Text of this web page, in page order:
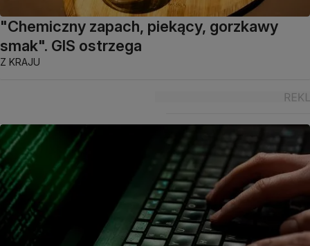
"Chemiczny zapach, piekący, gorzkawy
smak". GIS ostrzega
Z KRAJU